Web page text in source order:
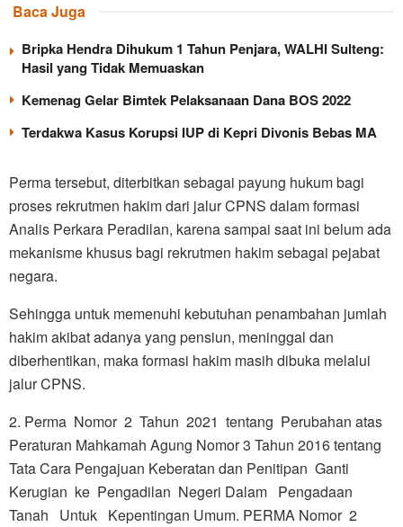
Baca Juga
Bripka Hendra Dihukum 1 Tahun Penjara, WALHI Sulteng:
Hasil yang Tidak Memuaskan
Kemenag Gelar Bimtek Pelaksanaan Dana BOS 2022
Terdakwa Kasus Korupsi IUP di Kepri Divonis Bebas MA
Perma tersebut, diterbitkan sebagai payung hukum bagi
proses rekrutmen hakim dari jalur CPNS dalam formasi
Analis Perkara Peradilan, karena sampai saat ini belum ada
mekanisme khusus bagi rekrutmen hakim sebagai pejabat
negara.
Sehingga untuk memenuhi kebutuhan penambahan jumlah
hakim akibat adanya yang pensiun, meninggal dan
diberhentikan, maka formasi hakim masih dibuka melalui
jalur CPNS.
2. Perma Nomor 2 Tahun 2021 tentang Perubahan atas
Peraturan Mahkamah Agung Nomor 3 Tahun 2016 tentang
Tata Cara Pengajuan Keberatan dan Penitipan Ganti
Kerugian ke Pengadilan Negeri Dalam Pengadaan
Tanah Untuk Kepentingan Umum. PERMA Nomor 2